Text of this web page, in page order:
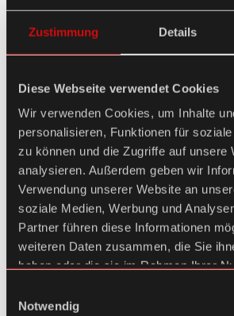
Zustimmung Details
Diese Webseite verwendet Cookies
Wir verwenden Cookies, um Inhalte
personalisieren, Funktionen für
zu können und die Zugriffe auf unsere
analysieren. Außerdem geben wir
Verwendung unserer Website an
soziale Medien, Werbung und
Partner führen diese Informationen
weiteren Daten zusammen, die Sie
haben oder die sie im Rahmen Ihrer
Notwendig